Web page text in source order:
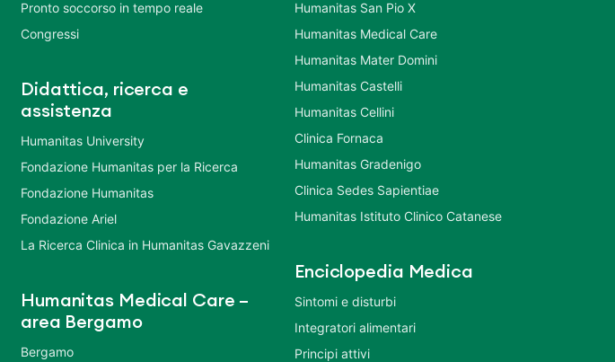
Pronto soccorso in tempo reale
Congressi
Didattica, ricerca e
assistenza
Humanitas University
Fondazione Humanitas per la Ricerca
Fondazione Humanitas
Fondazione Ariel
La Ricerca Clinica in Humanitas Gavazzeni
Humanitas Medical Care –
area Bergamo
Bergamo
Humanitas San Pio X
Humanitas Medical Care
Humanitas Mater Domini
Humanitas Castelli
Humanitas Cellini
Clinica Fornaca
Humanitas Gradenigo
Clinica Sedes Sapientiae
Humanitas Istituto Clinico Catanese
Enciclopedia Medica
Sintomi e disturbi
Integratori alimentari
Principi attivi